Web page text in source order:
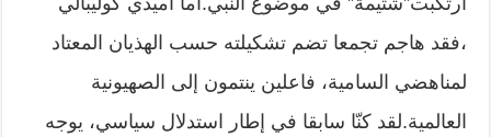
،فقد هاجم تجمعا تضم تشكيلته حسب الهذيان المعتاد
لمناهضي السامية، فاعلين ينتمون إلى الصهيونية
العالمية.لقد كنّا سابقا في إطار استدلال سياسي، يوجه